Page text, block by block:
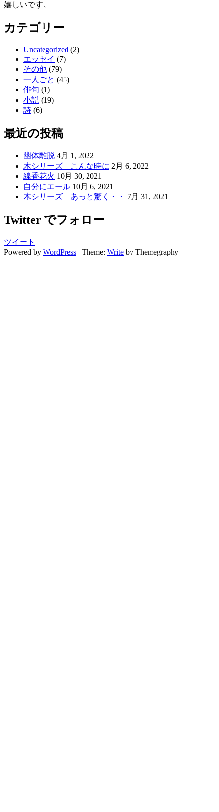
嬉しいです。
カテゴリー
Uncategorized (2)
エッセイ (7)
その他 (79)
一人ごと (45)
俳句 (1)
小説 (19)
詩 (6)
最近の投稿
幽体離脱 4月 1, 2022
木シリーズ こんな時に 2月 6, 2022
線香花火 10月 30, 2021
自分にエール 10月 6, 2021
木シリーズ あっと驚く・・
7月 31, 2021
Twitter でフォロー
ツイート
Powered by WordPress | Theme: Write by Themegraphy